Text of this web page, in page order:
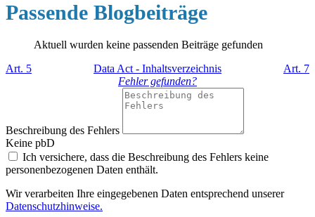
Passende Blogbeiträge
Aktuell wurden keine passenden Beiträge gefunden
Art. 5
Data Act - Inhaltsverzeichnis
Art. 7
Fehler gefunden?
Beschreibung des Fehlers
Keine pbD
Ich versichere, dass die Beschreibung des Fehlers keine
personenbezogenen Daten enthält.
Wir verarbeiten Ihre eingegebenen Daten entsprechend unserer
Datenschutzhinweise.